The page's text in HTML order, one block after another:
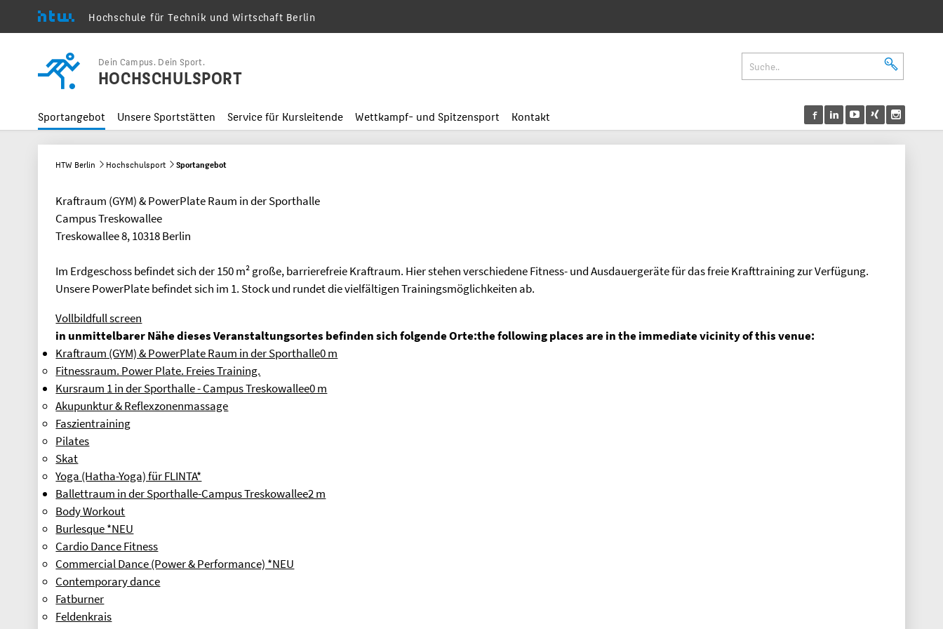
Hochschule für Technik und Wirtschaft Berlin
Dein Campus. Dein Sport.
HOCHSCHULSPORT
Sportangebot Unsere Sportstätten Service für Kursleitende Wettkampf- und Spitzensport Kontakt
HTW Berlin Hochschulsport Sportangebot
Kraftraum (GYM) & PowerPlate Raum in der Sporthalle
Campus Treskowallee
Treskowallee 8, 10318 Berlin
Im Erdgeschoss befindet sich der 150 m² große, barrierefreie Kraftraum. Hier stehen verschiedene Fitness- und Ausdauergeräte für das freie Krafttraining zur Verfügung.
Unsere PowerPlate befindet sich im 1. Stock und rundet die vielfältigen Trainingsmöglichkeiten ab.
Vollbildfull screen
in unmittelbarer Nähe dieses Veranstaltungsortes befinden sich folgende Orte:the following places are in the immediate vicinity of this venue:
Kraftraum (GYM) & PowerPlate Raum in der Sporthalle0 m
Fitnessraum. Power Plate. Freies Training.
Kursraum 1 in der Sporthalle - Campus Treskowallee0 m
Akupunktur & Reflexzonenmassage
Faszientraining
Pilates
Skat
Yoga (Hatha-Yoga) für FLINTA*
Ballettraum in der Sporthalle-Campus Treskowallee2 m
Body Workout
Burlesque *NEU
Cardio Dance Fitness
Commercial Dance (Power & Performance) *NEU
Contemporary dance
Fatburner
Feldenkrais